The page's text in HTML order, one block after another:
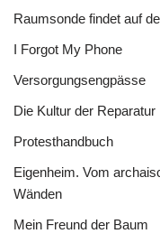
Raumsonde findet auf
I Forgot My Phone
Versorgungsengpässe
Die Kultur der Reparatur
Protesthandbuch
Eigenheim. Vom
Wänden
Mein Freund der Baum